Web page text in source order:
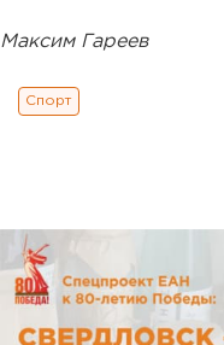
Максим Гареев
Спорт